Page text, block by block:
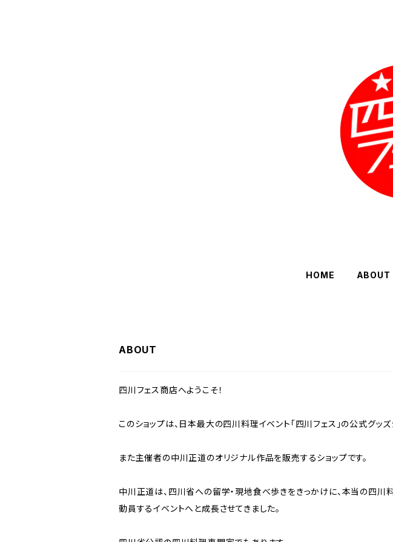
HOME ABOUT
ABOUT
四川フェス商店へようこそ！
このショップは、日本最大の四川料理イベント「四川フェス」の公式グッズ
また主催者の中川正道のオリジナル作品を販売するショップです。
中川正道は、四川省への留学・現地食べ歩きをきっかけに、本当の四
動員するイベントへと成長させてきました。